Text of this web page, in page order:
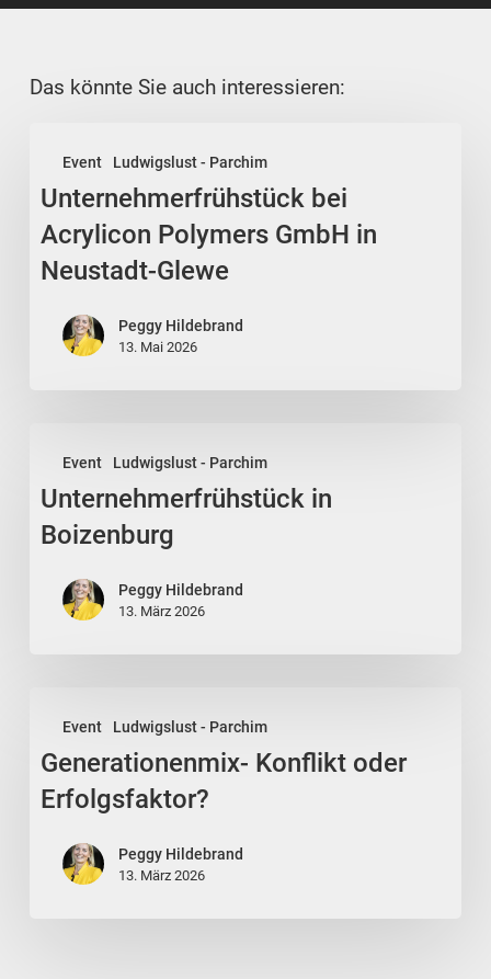
Das könnte Sie auch interessieren:
Event Ludwigslust - Parchim
Acrylicon
Polymers
GmbH
Neustadt-
Glewe
Unternehmerfrühstück bei
Acrylicon Polymers GmbH in
Neustadt-Glewe
Peggy Hildebrand
13. Mai 2026
Event Ludwigslust - Parchim
Boizenburg
Unternehmerfrühstück in
Boizenburg
Peggy Hildebrand
13. März 2026
Event Ludwigslust - Parchim
Konflikt
oder
Erfolgsfaktor?
Generationenmix- Konflikt oder
Erfolgsfaktor?
Peggy Hildebrand
13. März 2026